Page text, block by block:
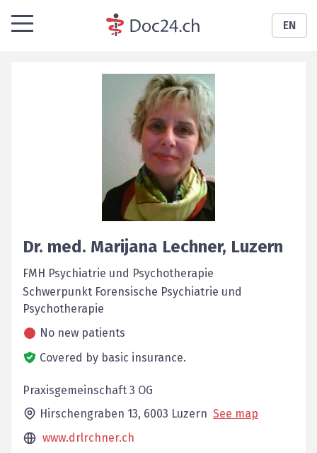
EN
Dr. med. Marijana Lechner, Luzern
FMH Psychiatrie und Psychotherapie
Schwerpunkt Forensische Psychiatrie und
Psychotherapie
No new patients
Covered by basic insurance.
Praxisgemeinschaft 3 OG
Hirschengraben 13, 6003 Luzern See map
www.drlrchner.ch